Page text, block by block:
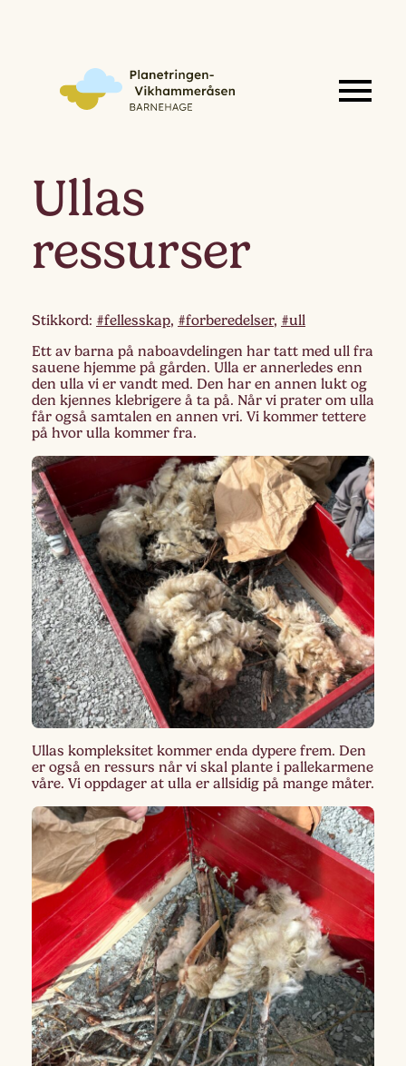
Ullas
ressurser
Stikkord: #fellesskap, #forberedelser, #ull
Ett av barna på naboavdelingen har tatt med ull fra
sauene hjemme på gården. Ulla er annerledes enn
den ulla vi er vandt med. Den har en annen lukt og
den kjennes klebrigere å ta på. Når vi prater om ulla
får også samtalen en annen vri. Vi kommer tettere
på hvor ulla kommer fra.
Ullas kompleksitet kommer enda dypere frem. Den
er også en ressurs når vi skal plante i pallekarmene
våre. Vi oppdager at ulla er allsidig på mange måter.